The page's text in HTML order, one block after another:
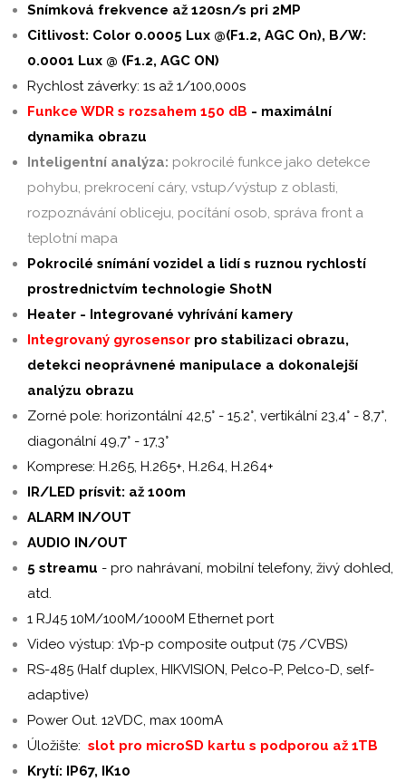
Snímková frekvence až 120sn/s pri 2MP
Citlivost: Color 0.0005 Lux @(F1.2, AGC On), B/W:
0.0001 Lux @ (F1.2, AGC ON)
Rychlost záverky: 1s až 1/100,000s
Funkce WDR s rozsahem 150 dB - maximální
dynamika obrazu
Inteligentní analýza: pokrocilé funkce jako detekce
pohybu, prekrocení cáry, vstup/výstup z oblasti,
rozpoznávání obliceju, pocítání osob, správa front a
teplotní mapa
Pokrocilé snímání vozidel a lidí s ruznou rychlostí
prostrednictvím technologie ShotN
Heater - Integrované vyhrívání kamery
Integrovaný gyrosensor pro stabilizaci obrazu,
detekci neoprávnené manipulace a dokonalejší
analýzu obrazu
Zorné pole: horizontální 42,5° - 15.2°, vertikální 23,4° - 8,7°,
diagonální 49,7° - 17,3°
Komprese: H.265, H.265+, H.264, H.264+
IR/LED prísvit: až 100m
ALARM IN/OUT
AUDIO IN/OUT
5 streamu - pro nahrávaní, mobilní telefony, živý dohled,
atd.
1 RJ45 10M/100M/1000M Ethernet port
Video výstup: 1Vp-p composite output (75 /CVBS)
RS-485 (Half duplex, HIKVISION, Pelco-P, Pelco-D, self-
adaptive)
Power Out. 12VDC, max 100mA
Úložište: slot pro microSD kartu s podporou až 1TB
Krytí: IP67, IK10